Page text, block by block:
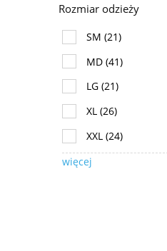
Rozmiar odzieży
SM (21)
MD (41)
LG (21)
XL (26)
XXL (24)
więcej